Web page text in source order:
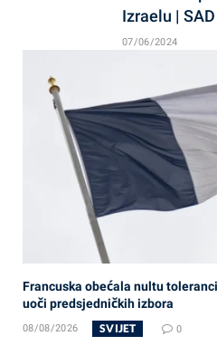
Izraelu |
07/06/2024
Francuska obećala nultu
uoči predsjedničkih izbora
08/08/2026 SVIJET 0